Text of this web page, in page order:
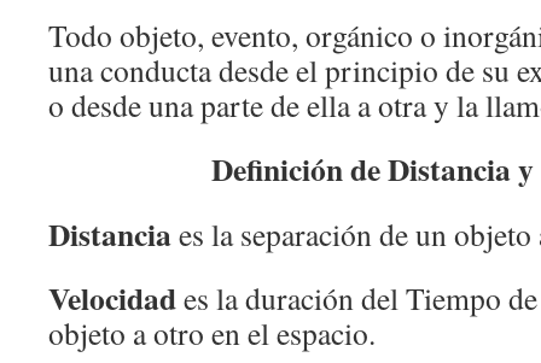
Todo objeto, evento, orgánico o
una conducta desde el principio de su
o desde una parte de ella a otra y la
Definición de Distancia
Distanciaes la separación de un
Velocidades la duración del Tiempo
objeto a otro en el espacio.